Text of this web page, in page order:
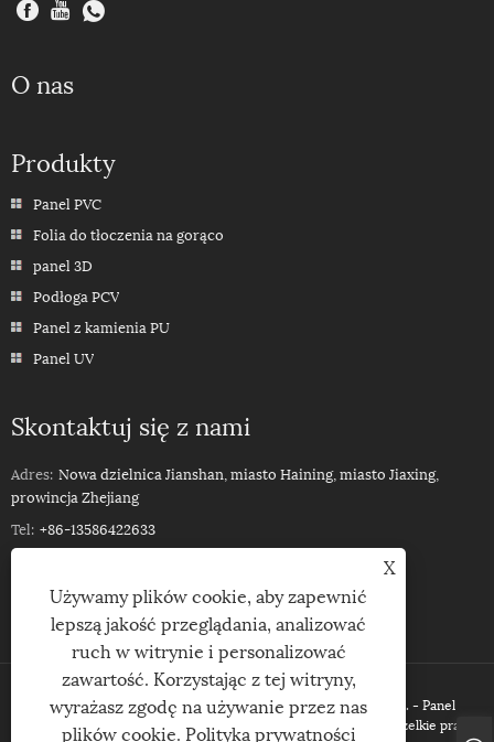
O nas
Produkty
Panel PVC
Folia do tłoczenia na gorąco
panel 3D
Podłoga PCV
Panel z kamienia PU
Panel UV
Skontaktuj się z nami
Adres: Nowa dzielnica Jianshan, miasto Haining, miasto Jiaxing,
prowincja Zhejiang
Tel: +86-13586422633
E-mail: ROSSPVCPANEL88@YEAH.NET
Prawa autorskie © 2023Haining Xinhuang Decor Material Co, Ltd. - Panel
sufitowy 3D z PCV, panel ścienny z PCV UV, okładzina WPC - Wszelkie prawa
X
Używamy plików cookie, aby zapewnić
lepszą jakość przeglądania, analizować
ruch w witrynie i personalizować
zawartość. Korzystając z tej witryny,
wyrażasz zgodę na używanie przez nas
plików cookie. Polityka prywatności